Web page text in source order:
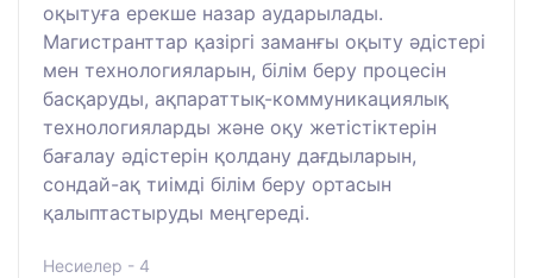
оқытуға ерекше назар аударылады.
Магистранттар қазіргі заманғы оқыту әдістері
мен технологияларын, білім беру процесін
басқаруды, ақпараттық-коммуникациялық
технологияларды және оқу жетістіктерін
бағалау әдістерін қолдану дағдыларын,
сондай-ақ тиімді білім беру ортасын
қалыптастыруды меңгереді.
Несиелер - 4